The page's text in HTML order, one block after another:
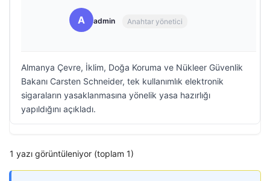
A admin Anahtar yönetici
Almanya Çevre, İklim, Doğa Koruma ve Nükleer Güvenlik
Bakanı Carsten Schneider, tek kullanımlık elektronik
sigaraların yasaklanmasına yönelik yasa hazırlığı
yapıldığını açıkladı.
1 yazı görüntüleniyor (toplam 1)